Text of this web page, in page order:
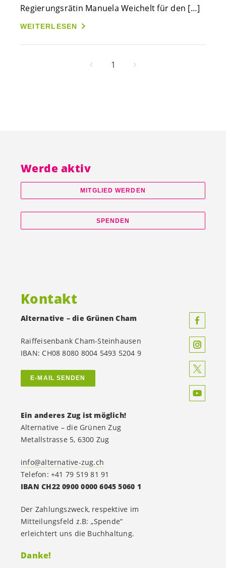
Regierungsrätin Manuela Weichelt für den […]
WEITERLESEN
1
Werde aktiv
MITGLIED WERDEN
SPENDEN
Kontakt
Alternative – die Grünen Cham
Raiffeisenbank Cham-Steinhausen
IBAN: CH08 8080 8004 5493 5204 9
E-MAIL SENDEN
Ein anderes Zug ist möglich!
Alternative – die Grünen Zug
Metallstrasse 5, 6300 Zug
info@alternative-zug.ch
Telefon: +41 79 519 81 91
IBAN CH22 0900 0000 6045 5060 1
Der Zahlungszweck, respektive im
Mitteilungsfeld z.B: „Spende“
erleichtert uns die Buchhaltung.
Danke!